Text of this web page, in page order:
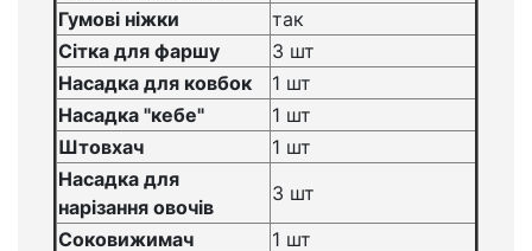
Гумові ніжки
так
Сітка для фаршу
3 шт
Насадка для ковбок
1 шт
Насадка "кебе"
1 шт
Штовхач
1 шт
Насадка для
нарізання овочів
3 шт
Соковижимач
1 шт